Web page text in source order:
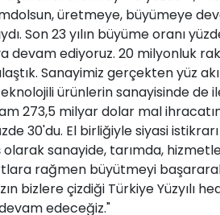
üretmeye, büyümeye
Son 23 yılın büyüme oranı
devam ediyoruz. 20 milyonluk
Sanayimiz gerçekten yüz
ürünlerin sanayisinde
273,5 milyar dolar mal
30'du. El birliğiyle siyasi
olarak sanayide, tarımda,
rağmen büyütmeyi
bizlere çizdiği Türkiye Yüzyılı
edeceğiz."